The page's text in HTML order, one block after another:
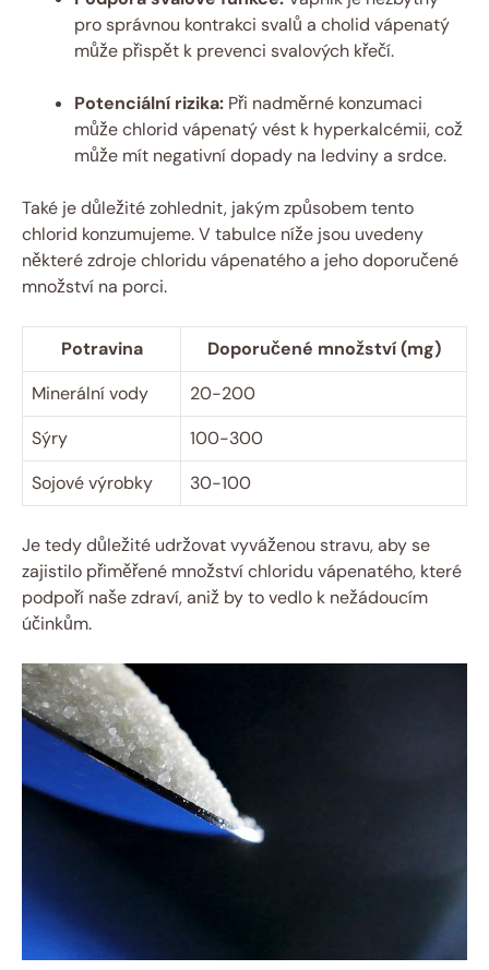
pro správnou kontrakci svalů a cholid vápenatý
může přispět k prevenci svalových křečí.
Potenciální rizika: Při nadměrné konzumaci
může chlorid vápenatý vést k hyperkalcémii, což
může mít negativní dopady na ledviny a srdce.
Také je důležité zohlednit, jakým způsobem tento
chlorid konzumujeme. V tabulce níže jsou uvedeny
některé zdroje chloridu vápenatého a jeho doporučené
množství na porci.
Potravina
Doporučené množství (mg)
Minerální vody
20-200
Sýry
100-300
Sojové výrobky
30-100
Je tedy důležité udržovat vyváženou stravu, aby se
zajistilo přiměřené množství chloridu vápenatého, které
podpoří naše zdraví, aniž by to vedlo k nežádoucím
účinkům.